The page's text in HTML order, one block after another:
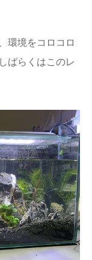
環境をコロコロ
ばらくはこのレ